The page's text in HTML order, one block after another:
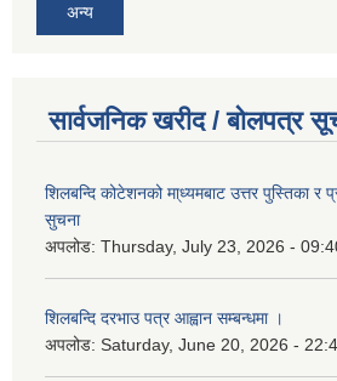
अन्य
सार्वजनिक खरीद / बोलपत्र
शिलबन्दि कोटेशनको मा्ध्यमबाट उत्तर पुस्तिका र
सुचना
अपलोड: Thursday, July 23, 2026 -
शिलबन्दि दरभाउ पत्र आह्वान सम्बन्धमा ।
अपलोड: Saturday, June 20, 2026 -